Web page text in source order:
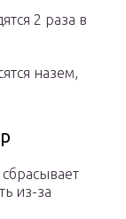
2 раза в
назем,
из-за